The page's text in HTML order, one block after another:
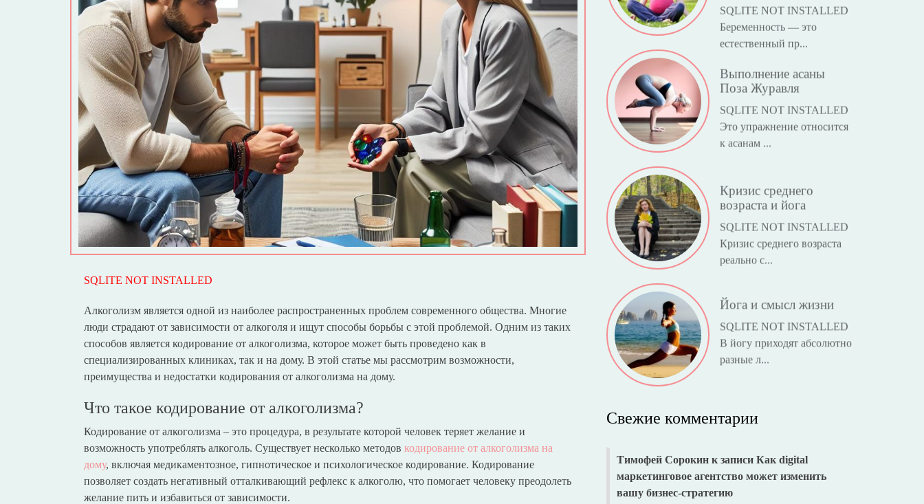
SQLITE NOT INSTALLED
Алкоголизм является одной из наиболее распространенных проблем современного общества. Многие
люди страдают от зависимости от алкоголя и ищут способы борьбы с этой проблемой. Одним из таких
способов является кодирование от алкоголизма, которое может быть проведено как в
специализированных клиниках, так и на дому. В этой статье мы рассмотрим возможности,
преимущества и недостатки кодирования от алкоголизма на дому.
Что такое кодирование от алкоголизма?
Кодирование от алкоголизма – это процедура, в результате которой человек теряет желание и
возможность употреблять алкоголь. Существует несколько методов кодирование от алкоголизма на
дому, включая медикаментозное, гипнотическое и психологическое кодирование. Кодирование
позволяет создать негативный отталкивающий рефлекс к алкоголю, что помогает человеку преодолеть
желание пить и избавиться от зависимости.
Беременность — это
естественный пр...
Поза Журавля
SQLITE NOT INSTALLED
Это упражнение относится
к асанам ...
возраста и йога
SQLITE NOT INSTALLED
Кризис среднего возраста
реально с...
SQLITE NOT INSTALLED
В йогу приходят абсолютно
разные л...
Свежие комментарии
Тимофей Сорокин к записи Как digital
маркетинговое агентство может изменить
вашу бизнес-стратегию